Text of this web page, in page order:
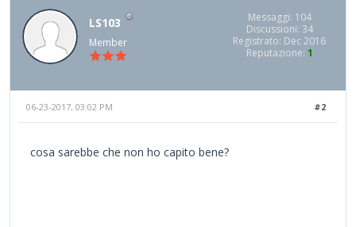
LS103
Member
Messaggi: 104
Discussioni: 34
Registrato: Dec 2016
Reputazione: 1
#2
06-23-2017, 03:02 PM
cosa sarebbe che non ho capito bene?